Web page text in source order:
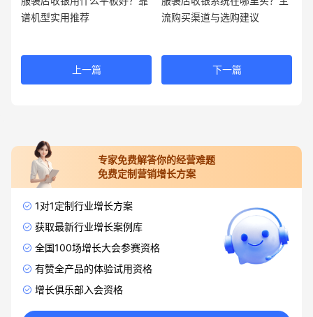
谱机型实用推荐
上一篇
流购买渠道与选购建议
下一篇
专家免费解答你的经营难题
免费定制营销增长方案
1对1定制行业增长方案
获取最新行业增长案例库
全国100场增长大会参赛资格
有赞全产品的体验试用资格
增长俱乐部入会资格